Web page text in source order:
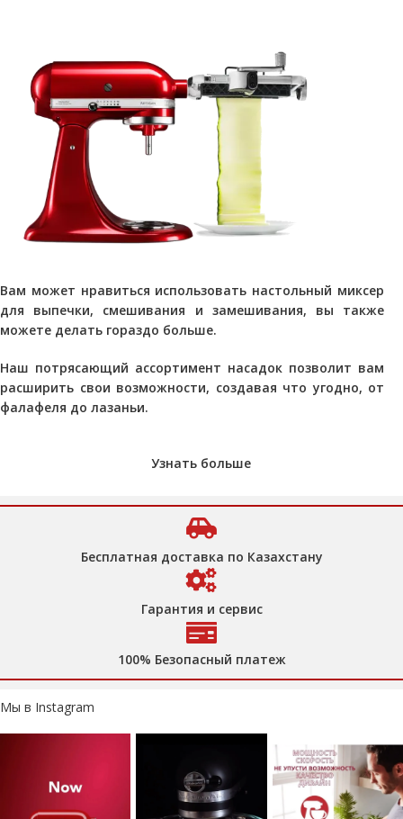
Вам может нравиться использовать настольный миксер
для выпечки, смешивания и замешивания, вы также
можете делать гораздо больше.
Наш потрясающий ассортимент насадок позволит вам
расширить свои возможности, создавая что угодно, от
фалафеля до лазаньи.
Узнать больше
Бесплатная доставка по Казахстану
Гарантия и сервис
100% Безопасный платеж
Мы в Instagram